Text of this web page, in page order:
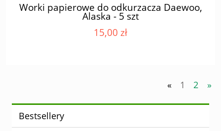
Worki papierowe do odkurzacza Daewoo,
Alaska - 5 szt
15,00 zł
« 1 2 »
Bestsellery